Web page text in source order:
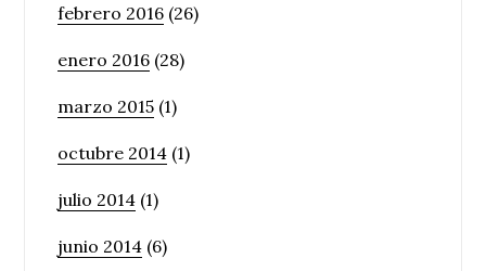
febrero 2016 (26)
enero 2016 (28)
marzo 2015 (1)
octubre 2014 (1)
julio 2014 (1)
junio 2014 (6)